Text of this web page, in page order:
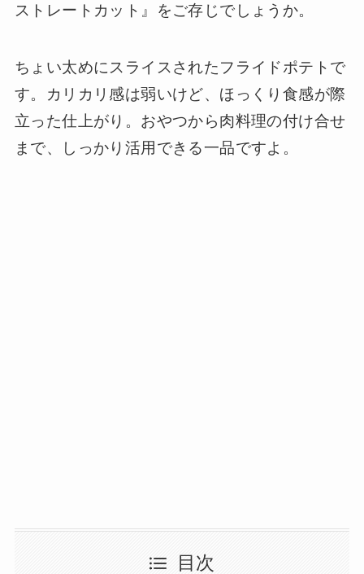
ストレートカット』をご存じでしょうか。
ちょい太めにスライスされたフライドポテトで
す。カリカリ感は弱いけど、ほっくり食感が際
立った仕上がり。おやつから肉料理の付け合せ
まで、しっかり活用できる一品ですよ。
目次